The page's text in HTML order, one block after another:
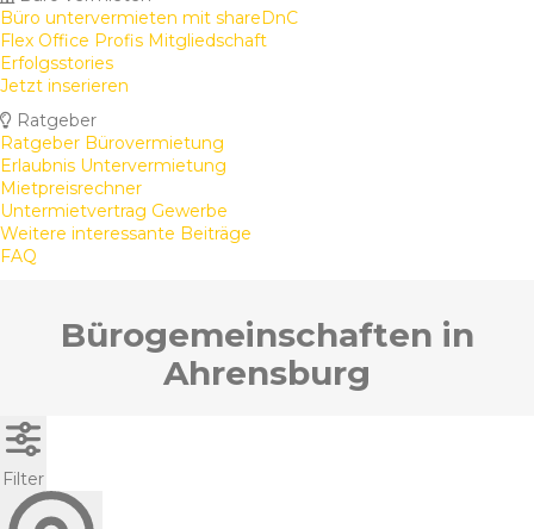
Büro untervermieten mit shareDnC
Flex Office Profis Mitgliedschaft
Erfolgsstories
Jetzt inserieren
Ratgeber
Ratgeber Bürovermietung
Erlaubnis Untervermietung
Mietpreisrechner
Untermietvertrag Gewerbe
Weitere interessante Beiträge
FAQ
Bürogemeinschaften in
Ahrensburg
Filter